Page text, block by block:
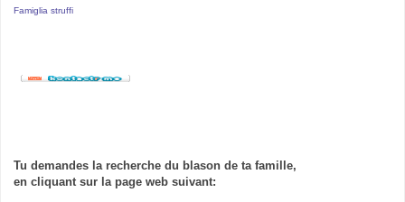
Famiglia struffi
Tu demandes la recherche du blason de ta famille,
en cliquant sur la page web suivant: